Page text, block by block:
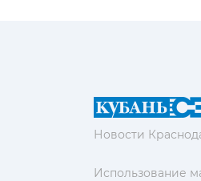
Новости
Использование